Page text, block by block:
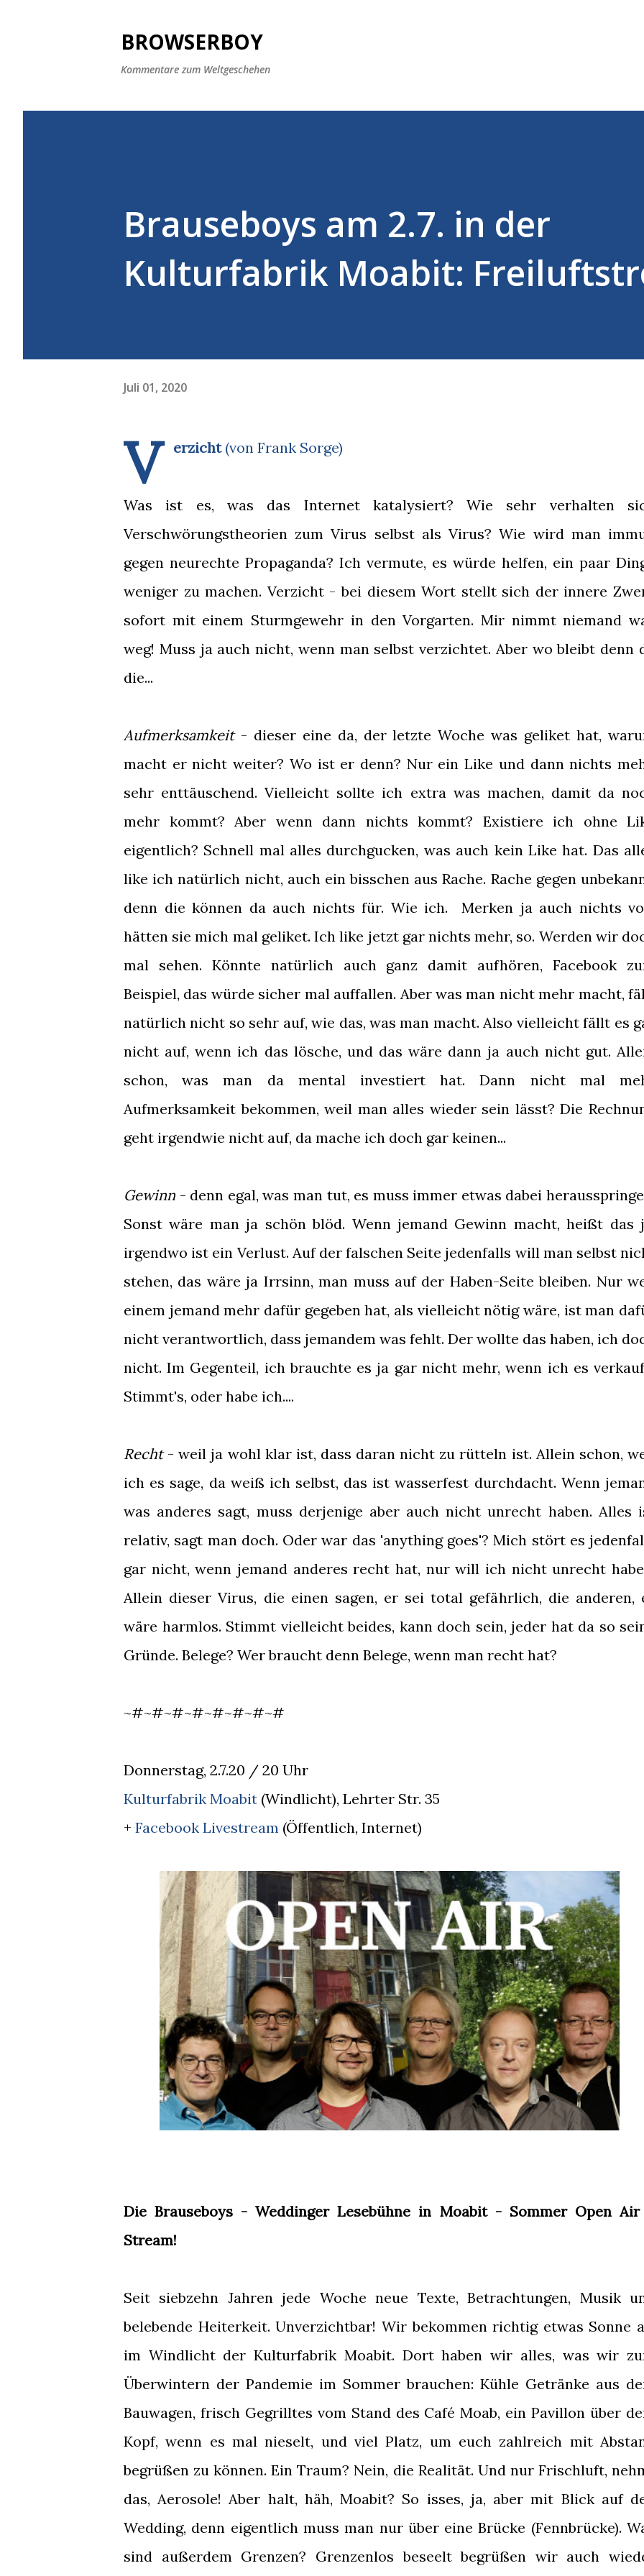
BROWSERBOY
Kommentare zum Weltgeschehen
Brauseboys am 2.7. in der
Kulturfabrik Moabit:
Juli 01, 2020
V erzicht(von Frank Sorge)
Was ist es, was das Internet katalysiert? Wie sehr verhalten
Verschwörungstheorien zum Virus selbst als Virus? Wie wird man
gegen neurechte Propaganda? Ich vermute, es würde helfen, ein paar
weniger zu machen. Verzicht - bei diesem Wort stellt sich der innere
sofort mit einem Sturmgewehr in den Vorgarten. Mir nimmt niemand
weg! Muss ja auch nicht, wenn man selbst verzichtet. Aber wo bleibt denn
die...
Aufmerksamkeit - dieser eine da, der letzte Woche was geliket hat,
macht er nicht weiter? Wo ist er denn? Nur ein Like und dann nichts
sehr enttäuschend. Vielleicht sollte ich extra was machen, damit da
mehr kommt? Aber wenn dann nichts kommt? Existiere ich ohne
eigentlich? Schnell mal alles durchgucken, was auch kein Like hat. Das
like ich natürlich nicht, auch ein bisschen aus Rache. Rache gegen
denn die können da auch nichts für. Wie ich. Merken ja auch nichts
hätten sie mich mal geliket. Ich like jetzt gar nichts mehr, so. Werden wir
mal sehen. Könnte natürlich auch ganz damit aufhören, Facebook
Beispiel, das würde sicher mal auffallen. Aber was man nicht mehr macht,
natürlich nicht so sehr auf, wie das, was man macht. Also vielleicht fällt es
nicht auf, wenn ich das lösche, und das wäre dann ja auch nicht gut.
schon, was man da mental investiert hat. Dann nicht mal
Aufmerksamkeit bekommen, weil man alles wieder sein lässt? Die
geht irgendwie nicht auf, da mache ich doch gar keinen...
Gewinn - denn egal, was man tut, es muss immer etwas dabei
Sonst wäre man ja schön blöd. Wenn jemand Gewinn macht, heißt das
irgendwo ist ein Verlust. Auf der falschen Seite jedenfalls will man selbst
stehen, das wäre ja Irrsinn, man muss auf der Haben-Seite bleiben. Nur
einem jemand mehr dafür gegeben hat, als vielleicht nötig wäre, ist man
nicht verantwortlich, dass jemandem was fehlt. Der wollte das haben, ich
nicht. Im Gegenteil, ich brauchte es ja gar nicht mehr, wenn ich es
Stimmt's, oder habe ich....
Recht- weil ja wohl klar ist, dass daran nicht zu rütteln ist. Allein schon,
ich es sage, da weiß ich selbst, das ist wasserfest durchdacht. Wenn
was anderes sagt, muss derjenige aber auch nicht unrecht haben. Alles
relativ, sagt man doch. Oder war das 'anything goes'? Mich stört es
gar nicht, wenn jemand anderes recht hat, nur will ich nicht unrecht
Allein dieser Virus, die einen sagen, er sei total gefährlich, die anderen,
wäre harmlos. Stimmt vielleicht beides, kann doch sein, jeder hat da so
Gründe. Belege? Wer braucht denn Belege, wenn man recht hat?
~#~#~#~#~#~#~#~#
Donnerstag, 2.7.20 / 20 Uhr
Kulturfabrik Moabit (Windlicht), Lehrter Str. 35
+ Facebook Livestream (Öffentlich, Internet)
Die Brauseboys - Weddinger Lesebühne in Moabit - Sommer Open
Stream!
Seit siebzehn Jahren jede Woche neue Texte, Betrachtungen, Musik
belebende Heiterkeit. Unverzichtbar! Wir bekommen richtig etwas Sonne
im Windlicht der Kulturfabrik Moabit. Dort haben wir alles, was wir
Überwintern der Pandemie im Sommer brauchen: Kühle Getränke aus
Bauwagen, frisch Gegrilltes vom Stand des Café Moab, ein Pavillon über
Kopf, wenn es mal nieselt, und viel Platz, um euch zahlreich mit
begrüßen zu können. Ein Traum? Nein, die Realität. Und nur Frischluft,
das, Aerosole! Aber halt, häh, Moabit? So isses, ja, aber mit Blick auf
Wedding, denn eigentlich muss man nur über eine Brücke (Fennbrücke).
sind außerdem Grenzen? Grenzenlos beseelt begrüßen wir auch